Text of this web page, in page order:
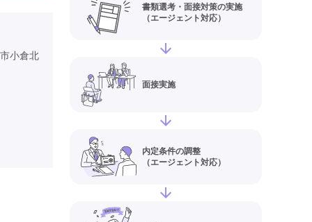
小倉北
書類選考・面接対策の実施
（エージェント対応）
面接実施
内定条件の調整
（エージェント対応）